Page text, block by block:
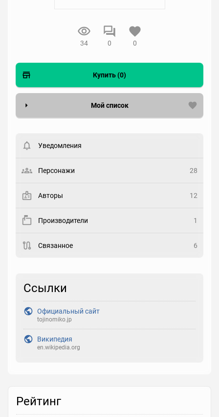
34 0 0
Купить (0)
Мой список
Статус
Рейтинг
Реакция
Уведомления
Персонажи 28
Авторы 12
Производители 1
Связанное 6
Ссылки
Официальный сайт
tojinomiko.jp
Википедия
en.wikipedia.org
Рейтинг